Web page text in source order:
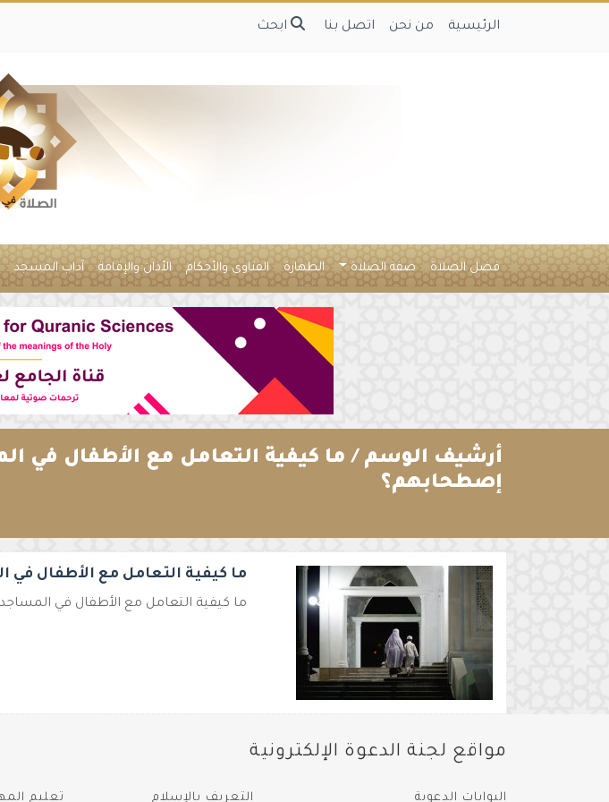
الرئيسية من نحن اتصل بنا ابحث
فضل الصلاة صفة الصلاة الطهارة الفتاوى والأحكام الأذان والإقامة آداب المسجد
أرشيف الوسم / ما كيفية التعامل مع الأطفال في
إصطحابهم؟
ما كيفية التعامل مع الأطفال
ما كيفية التعامل مع الأطفال في
مواقع لجنة الدعوة الإلكترونية
البوابات الدعوية التعريف بالإسلام تعليم